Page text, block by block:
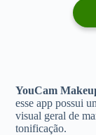
YouCam
esse app possui
visual geral de
tonificação.